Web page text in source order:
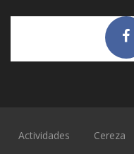
Actividades Cereza